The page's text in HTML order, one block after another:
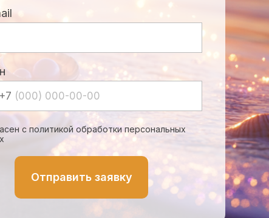
+7
с политикой обработки персональных
Отправить заявку